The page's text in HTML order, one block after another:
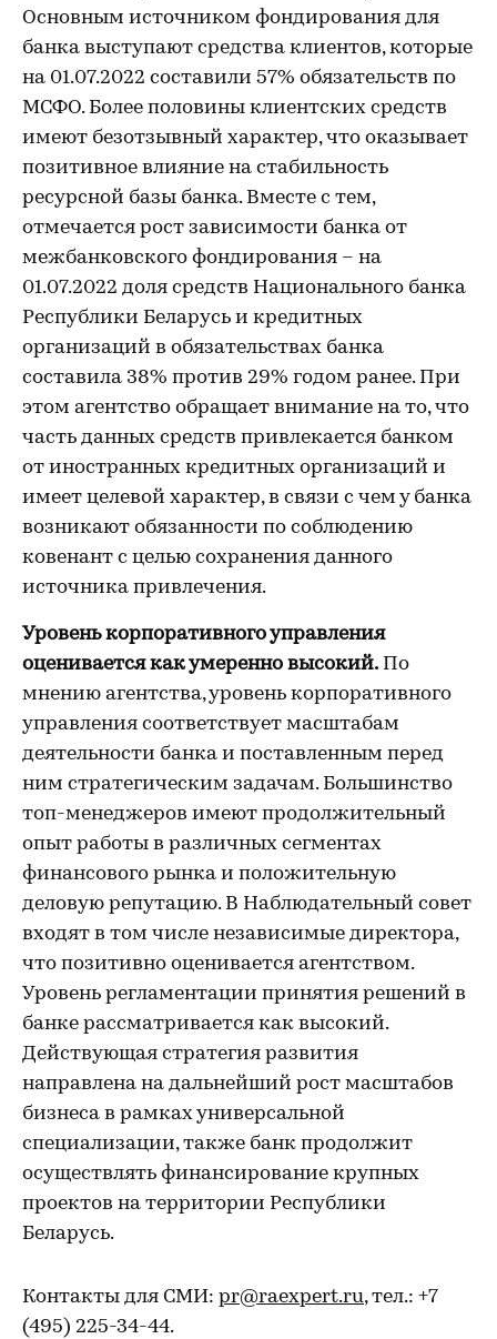
Основным источником фондирования для
банка выступают средства клиентов, которые
на 01.07.2022 составили 57% обязательств по
МСФО. Более половины клиентских средств
имеют безотзывный характер, что оказывает
позитивное влияние на стабильность
ресурсной базы банка. Вместе с тем,
отмечается рост зависимости банка от
межбанковского фондирования – на
01.07.2022 доля средств Национального банка
Республики Беларусь и кредитных
организаций в обязательствах банка
составила 38% против 29% годом ранее. При
этом агентство обращает внимание на то, что
часть данных средств привлекается банком
от иностранных кредитных организаций и
имеет целевой характер, в связи с чем у банка
возникают обязанности по соблюдению
ковенант с целью сохранения данного
источника привлечения.
Уровень корпоративного управления
оценивается как умеренно высокий. По
мнению агентства, уровень корпоративного
управления соответствует масштабам
деятельности банка и поставленным перед
ним стратегическим задачам. Большинство
топ-менеджеров имеют продолжительный
опыт работы в различных сегментах
финансового рынка и положительную
деловую репутацию. В Наблюдательный совет
входят в том числе независимые директора,
что позитивно оценивается агентством.
Уровень регламентации принятия решений в
банке рассматривается как высокий.
Действующая стратегия развития
направлена на дальнейший рост масштабов
бизнеса в рамках универсальной
специализации, также банк продолжит
осуществлять финансирование крупных
проектов на территории Республики
Беларусь.
Контакты для СМИ: pr@raexpert.ru, тел.: +7
(495) 225-34-44.